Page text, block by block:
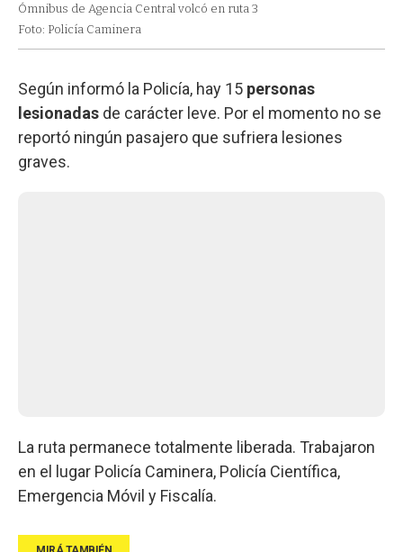
Ómnibus de Agencia Central volcó en ruta 3
Foto: Policía Caminera
Según informó la Policía, hay 15 personas
lesionadas de carácter leve. Por el momento no se
reportó ningún pasajero que sufriera lesiones
graves.
La ruta permanece totalmente liberada. Trabajaron
en el lugar Policía Caminera, Policía Científica,
Emergencia Móvil y Fiscalía.